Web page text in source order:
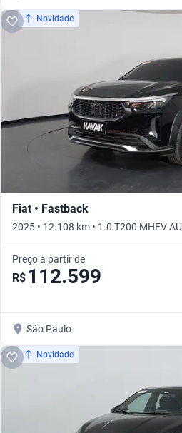
Novidade
Fiat • Fastback
2025 • 12.108 km • 1.0 T200 MHEV
Preço a partir de
R$ 112.599
São Paulo
Novidade